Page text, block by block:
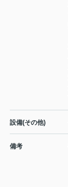
設備(その他)
備考